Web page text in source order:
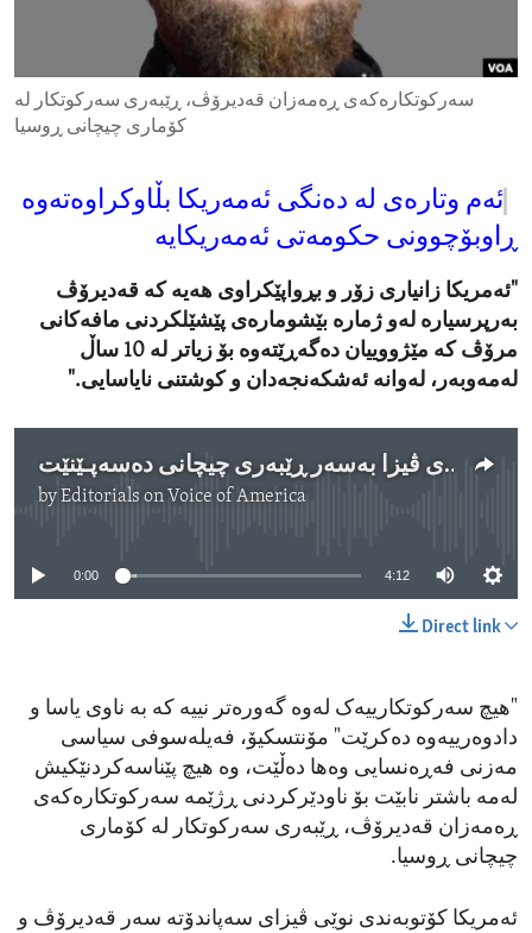
ENVIRONMENT AND HEALTH
IDEALS AND INSTITUTIONS
سەرکوتکارەکەی ڕەمەزان قەدیرۆڤ، ڕێبەری سەرکوتکار لە
کۆماری چیچانی ڕوسیا
ئەم وتارەی لە دەنگی ئەمەریکا بڵاوکراوەتەوە
ڕاوبۆچوونی حکومەتی ئەمەریکایە
"ئەمریکا زانیاری زۆر و بڕواپێکراوی هەیە کە قەدیرۆڤ
بەرپرسیارە لەو ژمارە بێشومارەی پێشێلکردنی مافەکانی
مرۆڤ کە مێژووییان دەگەڕێتەوە بۆ زیاتر لە 10 ساڵ
لەمەوبەر، لەوانە ئەشکەنجەدان و کوشتنی نایاسایی."
ئەمەریکا کۆتوبەندی ڤیزا بەسەر ڕێبەری چیچانی دەسەپـێنێت
byEditorials on Voice of America
0:00 4:12
Direct link
"هیچ سەرکوتکارییەک لەوە گەورەتر نییە کە بە ناوی یاسا و
دادوەرییەوە دەکرێت" مۆنتسکیۆ، فەیلەسوفی سیاسی
مەزنی فەڕەنسایی وەها دەڵێت، وە هیچ پێناسەکردنێکیش
لەمە باشتر نابێت بۆ ناودێرکردنی ڕژێمە سەرکوتکارەکەی
ڕەمەزان قەدیرۆڤ، ڕێبەری سەرکوتکار لە کۆماری
چیچانی ڕوسیا.
ئەمریکا کۆتوبەندی نوێی ڤیزای سەپاندۆتە سەر قەدیرۆڤ و